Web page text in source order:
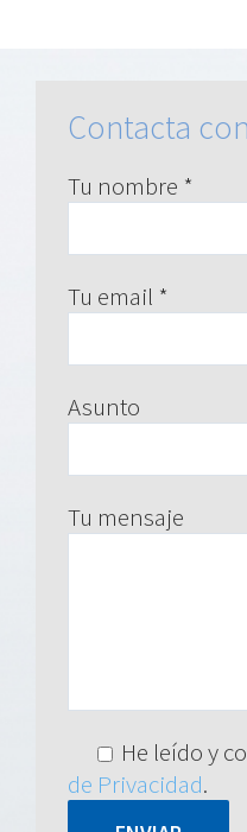
Contacta
Tu nombre *
Tu email *
Asunto
Tu mensaje
He leído y
de Privacidad.